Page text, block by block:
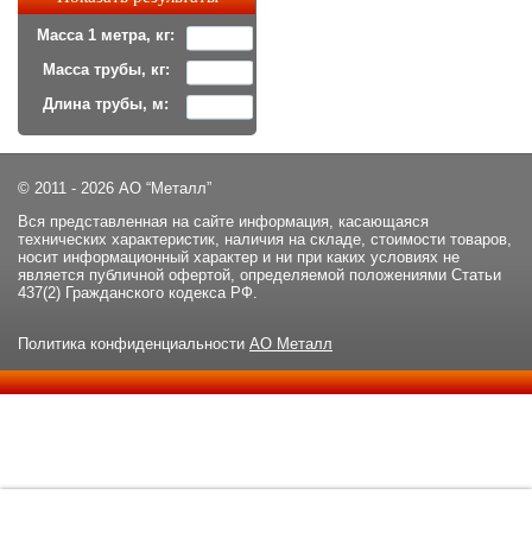
Масса 1 метра, кг:
Масса трубы, кг:
Длина трубы, м:
© 2011 - 2026 АО “Металл”
Вся представленная на сайте информация, касающаяся
технических характеристик, наличия на складе, стоимости товаров,
носит информационный характер и ни при каких условиях не
является публичной офертой, определяемой положениями Статьи
437(2) Гражданского кодекса РФ.
Политика конфиденциальности АО Металл